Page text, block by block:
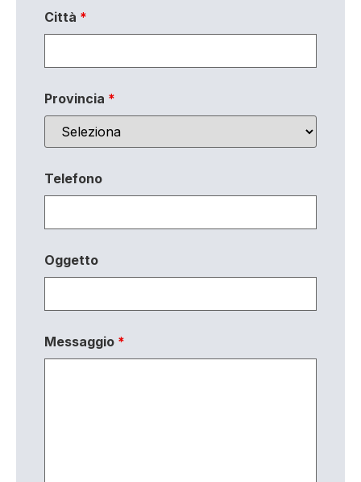
Città *
Provincia *
Telefono
Oggetto
Messaggio *